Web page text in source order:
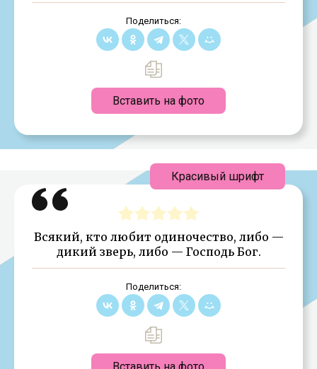
Поделиться:
Вставить на фото
Всякий, кто любит одиночество, либо —
дикий зверь, либо — Господь Бог.
Поделиться:
Красивый шрифт